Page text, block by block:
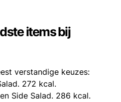
items bij
verstandige keuzes:
272 kcal.
Side Salad. 286 kcal.